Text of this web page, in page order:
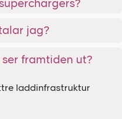
jag?
framtiden ut?
laddinfrastruktur